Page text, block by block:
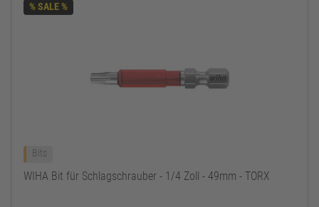
% SALE %
Bits
WIHA Bit für Schlagschrauber - 1/4 Zoll - 49mm - TORX